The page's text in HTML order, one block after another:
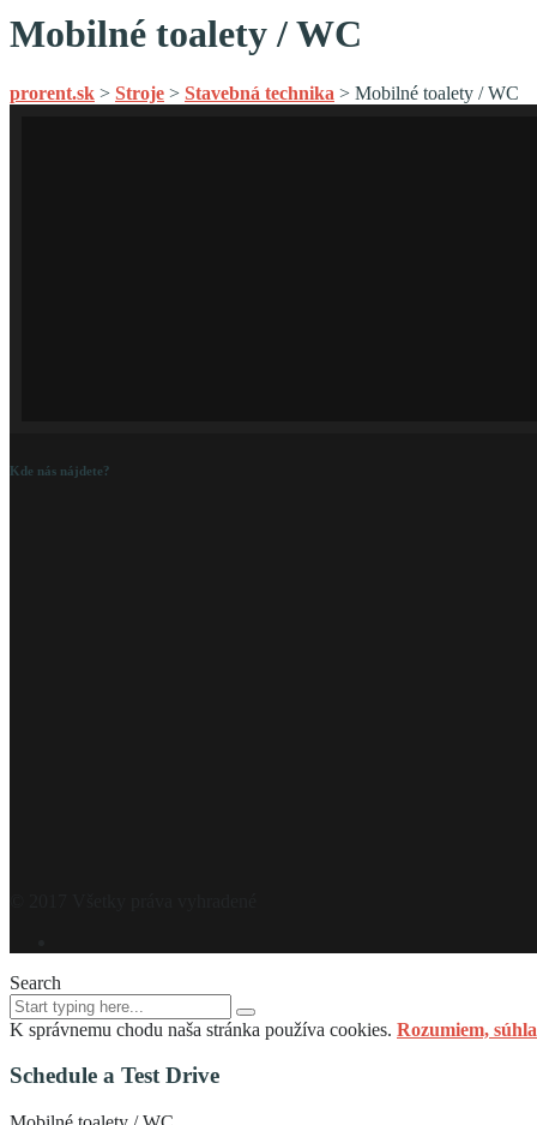
Mobilné toalety / WC
prorent.sk > Stroje > Stavebná technika > Mobilné toalety / WC
Kde nás nájdete?
Search
K správnemu chodu naša stránka používa cookies. Rozumiem,
Schedule a Test Drive